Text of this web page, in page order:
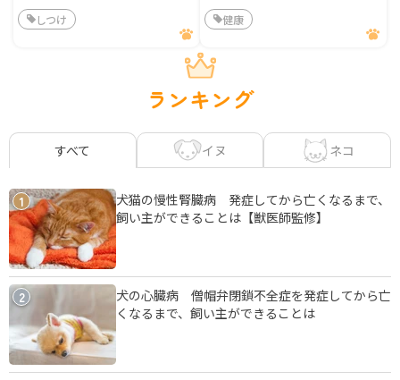
しつけ 健康
ランキング
すべて イヌ ネコ
1
犬猫の慢性腎臓病 発症してから亡くなるまで、
飼い主ができることは【獣医師監修】
2
犬の心臓病 僧帽弁閉鎖不全症を発症してから亡
くなるまで、飼い主ができることは